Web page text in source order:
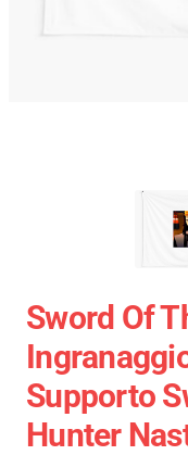
Sword Of
Supporto
Hunter